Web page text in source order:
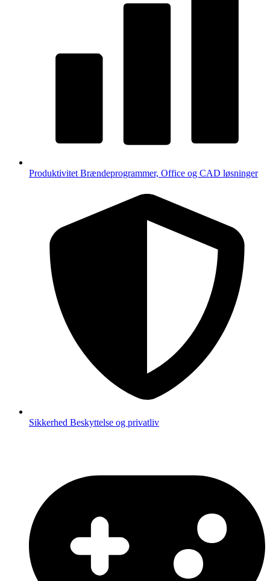
Produktivitet Brændeprogrammer, Office og CAD løsninger
Sikkerhed Beskyttelse og privatliv